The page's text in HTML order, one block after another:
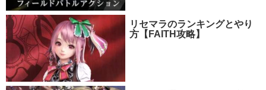
リセマラのランキングとやり
方【FAITH攻略】